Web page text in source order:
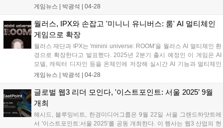
등 10만 명의 업비트 신규 가입자에게는 2만원 상당의 BTC 교환권을 지
게임뉴스 | 박광석 04-28
월러스, IPX와 손잡고 '미니니 유니버스: 룸' AI 멀티체인
게임으로 확장
월러스 재단과 IPX는 'minini universe: ROOM'을 월러스 AI 멀티체인 환
경으로 확장한다고 발표했다. 2025년 2분기 출시 예정인 이 게임은 AI
모델, 캐릭터 디자인 등을 온체인에 저장해 실시간 AI 기능과 멀티체인
게임플레이를 제공한다. 플레이어 성과에 따라 게임 자산, AI 캐릭터가
로운 웹3 엔터테인먼트를 구현할 계획이다....
게임뉴스 | 박광석 04-28
글로벌 웹3 리더 모인다, '이스트포인트: 서울 2025’ 9월
개최
해시드, 블루밍비트, 한경미디어그룹은 9월 22일 서울 그랜드하얏트에
서 '이스트포인트:서울 2025'를 공동 개최한다. 이 행사는 웹3 산업의 현